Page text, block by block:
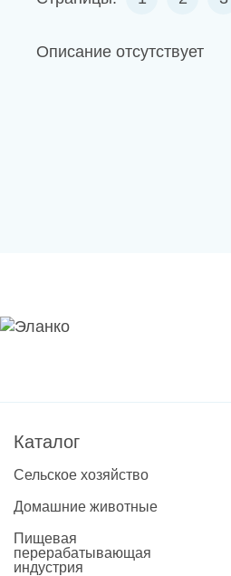
Описание отсутствует
Каталог
Сельское хозяйство
Домашние животные
Пищевая
перерабатывающая
индустрия